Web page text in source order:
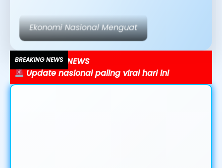
Teknologi AI Mengubah Dunia Media
BREAKING NEWS
Ekonomi bergerak cepat, ini faktanya